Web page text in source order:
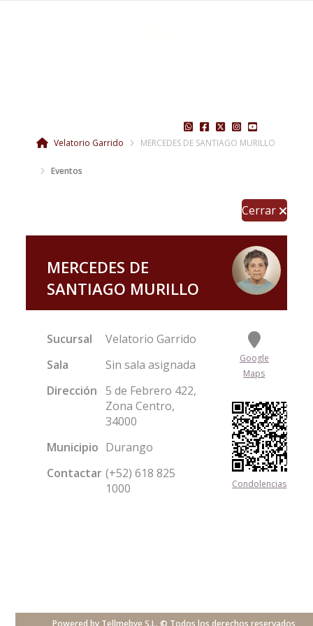
Velatorio Garrido MERCEDES DE SANTIAGO MURILLO
Eventos
Cerrar
MERCEDES DE
SANTIAGO MURILLO
Sucursal
Velatorio Garrido
Sala
Sin sala asignada
Dirección 5 de Febrero 422,
Zona Centro,
34000
Municipio Durango
Contactar (+52) 618 825
1000
Google
Maps
Condolencias
Powered by Tellmebye S.L. © Todos los derechos reservados